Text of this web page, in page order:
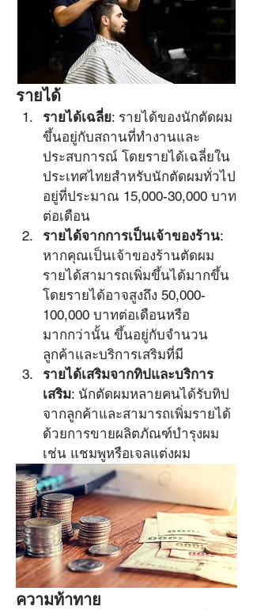
รายได้
รายได้เฉลี่ย: รายได้ของนักตัดผม
ขึ้นอยู่กับสถานที่ทำงานและ
ประสบการณ์ โดยรายได้เฉลี่ยใน
ประเทศไทยสำหรับนักตัดผมทั่วไป
อยู่ที่ประมาณ 15,000-30,000 บาท
ต่อเดือน
รายได้จากการเป็นเจ้าของร้าน:
หากคุณเป็นเจ้าของร้านตัดผม
รายได้สามารถเพิ่มขึ้นได้มากขึ้น
โดยรายได้อาจสูงถึง 50,000-
100,000 บาทต่อเดือนหรือ
มากกว่านั้น ขึ้นอยู่กับจำนวน
ลูกค้าและบริการเสริมที่มี
รายได้เสริมจากทิปและบริการ
เสริม: นักตัดผมหลายคนได้รับทิป
จากลูกค้าและสามารถเพิ่มรายได้
ด้วยการขายผลิตภัณฑ์บำรุงผม
เช่น แชมพูหรือเจลแต่งผม
ความท้าทาย